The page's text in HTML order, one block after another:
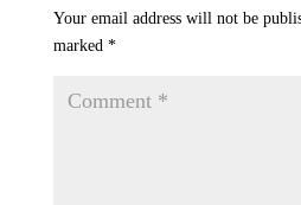
Your email address will not be
marked *